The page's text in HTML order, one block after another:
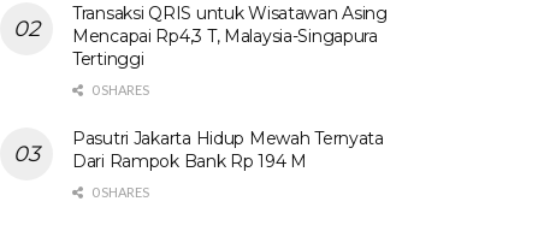
Transaksi QRIS untuk Wisatawan Asing
Mencapai Rp4,3 T, Malaysia-Singapura
Tertinggi
0 SHARES
Pasutri Jakarta Hidup Mewah Ternyata
Dari Rampok Bank Rp 194 M
0 SHARES